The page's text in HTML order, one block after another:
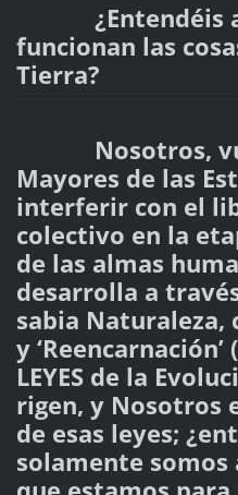
¿Entendéis
funcionan las
Tierra?
Nosotros,
Mayores de las
interferir con el
colectivo en la
de las almas
desarrolla a
sabia Naturaleza,
y
LEYES de la
rigen, y Nosotros
de esas leyes;
solamente somos